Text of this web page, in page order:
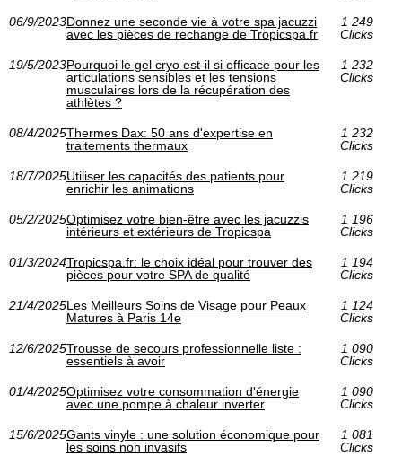
06/9/2023Donnez une seconde vie à votre spa jacuzzi
avec les pièces de rechange de Tropicspa.fr
1 249
Clicks
19/5/2023Pourquoi le gel cryo est-il si efficace pour les
articulations sensibles et les tensions
musculaires lors de la récupération des
athlètes ?
1 232
Clicks
08/4/2025Thermes Dax: 50 ans d'expertise en
traitements thermaux
1 232
Clicks
18/7/2025Utiliser les capacités des patients pour
enrichir les animations
1 219
Clicks
05/2/2025Optimisez votre bien-être avec les jacuzzis
intérieurs et extérieurs de Tropicspa
1 196
Clicks
01/3/2024Tropicspa.fr: le choix idéal pour trouver des
pièces pour votre SPA de qualité
1 194
Clicks
21/4/2025Les Meilleurs Soins de Visage pour Peaux
Matures à Paris 14e
1 124
Clicks
12/6/2025Trousse de secours professionnelle liste :
essentiels à avoir
1 090
Clicks
01/4/2025Optimisez votre consommation d'énergie
avec une pompe à chaleur inverter
1 090
Clicks
15/6/2025Gants vinyle : une solution économique pour
les soins non invasifs
1 081
Clicks